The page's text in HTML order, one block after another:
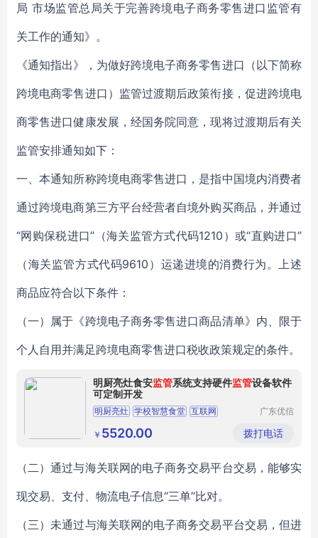
局 市场监管总局关于完善跨境电子商务零售进口监管有
关工作的通知》。
《通知指出》，为做好跨境电子商务零售进口（以下简称
跨境电商零售进口）监管过渡期后政策衔接，促进跨境电
商零售进口健康发展，经国务院同意，现将过渡期后有关
监管安排通知如下：
一、本通知所称跨境电商零售进口，是指中国境内消费者
通过跨境电商第三方平台经营者自境外购买商品，并通过
“网购保税进口”（海关监管方式代码1210）或“直购进口”
（海关监管方式代码9610）运递进境的消费行为。上述
商品应符合以下条件：
（一）属于《跨境电子商务零售进口商品清单》内、限于
个人自用并满足跨境电商零售进口税收政策规定的条件。
明厨亮灶食安监管系统支持硬件监管设备软件
可定制开发
明厨亮灶 学校智慧食堂 互联网
名厨亮灶
食安监管
广东优信
股份有限
公司
￥ 5520.00 拨打电话
（二）通过与海关联网的电子商务交易平台交易，能够实
现交易、支付、物流电子信息“三单”比对。
（三）未通过与海关联网的电子商务交易平台交易，但进